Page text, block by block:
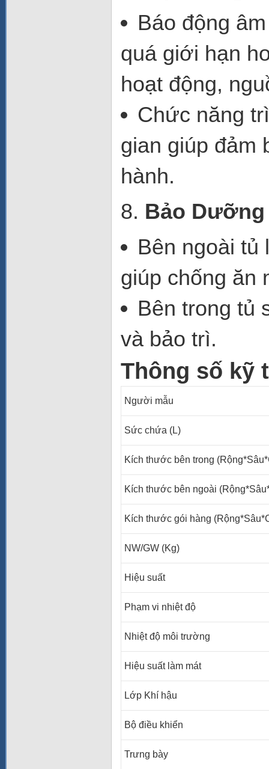
Báo động
quá giới hạn
hoạt động,
Chức năng
gian giúp đảm
hành.
8. Bảo Dưỡng
Bên ngoài tủ
giúp chống ăn
Bên trong tủ
và bảo trì.
Thông số kỹ
Người mẫu
Sức chứa (L)
Kích thước bên trong
Kích thước bên ngoài
Kích thước gói hàng
NW/GW (Kg)
Hiệu suất
Phạm vi nhiệt độ
Nhiệt độ môi trường
Hiệu suất làm mát
Lớp Khí hậu
Bộ điều khiển
Trưng bày